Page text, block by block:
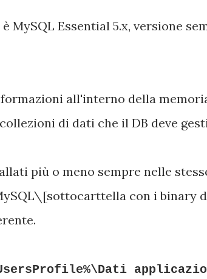
MySQL Essential 5.x, versione
all'interno della
di dati che il DB deve
più o meno sempre nelle
con i binary